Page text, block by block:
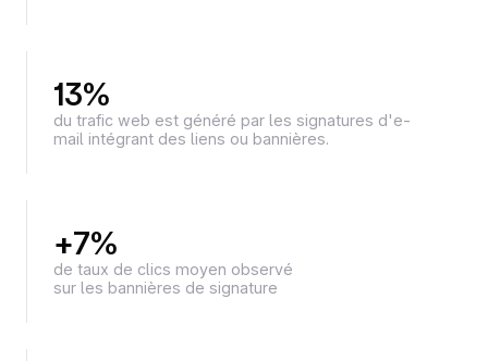
13%
du trafic web est généré par les signatures d'e-
mail intégrant des liens ou bannières.
+7%
de taux de clics moyen observé
sur les bannières de signature